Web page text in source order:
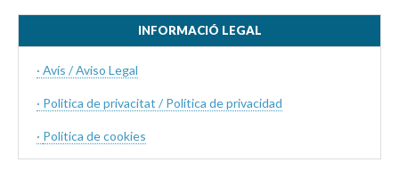
INFORMACIÓ LEGAL
· Avís / Aviso Legal
· Politica de privacitat / Política de privacidad
· Política de cookies